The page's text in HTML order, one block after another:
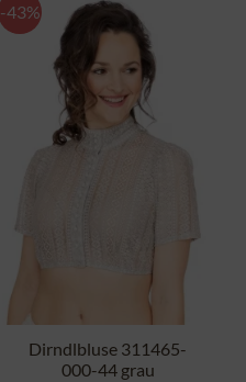
-43%
Dirndlbluse 311465-
000-44 grau